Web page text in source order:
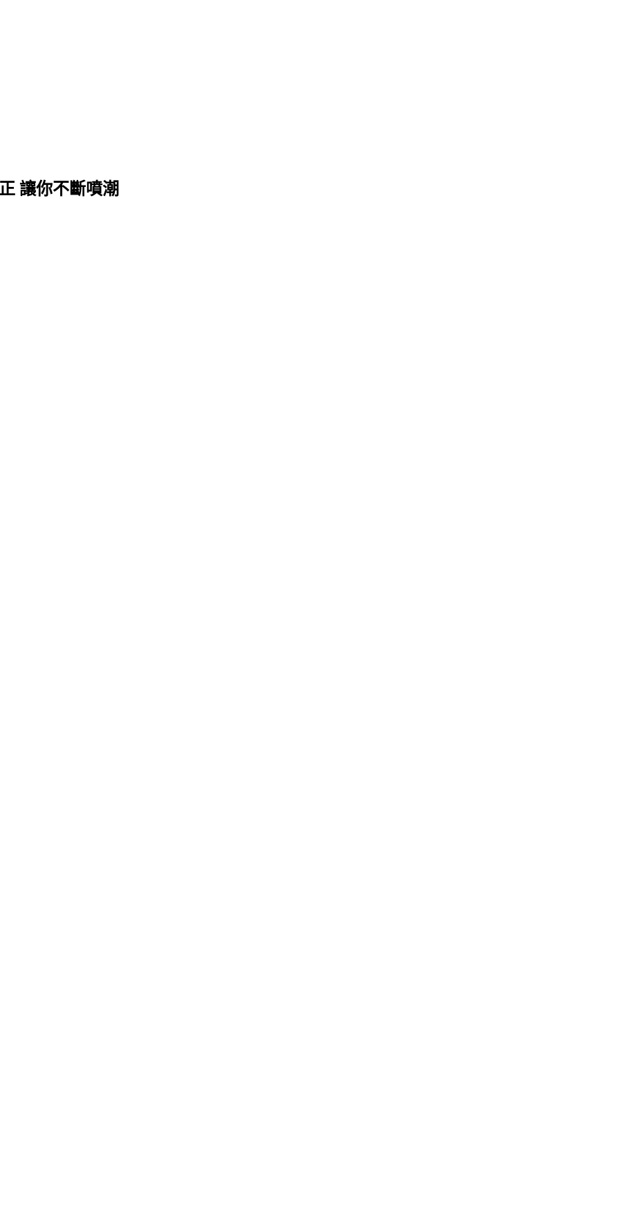
台中外送茶、彰化外送茶、新竹外送茶、高雄外送茶和台南外送茶等地。我們的夥伴包含 AV 女優、學生兼職、上班族、空
讓你不斷噴潮